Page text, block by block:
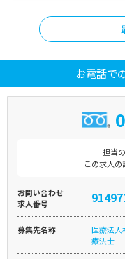
お電話で
担当
この求人
お問い合わせ
求人番号
募集先名称
医療法
療法士